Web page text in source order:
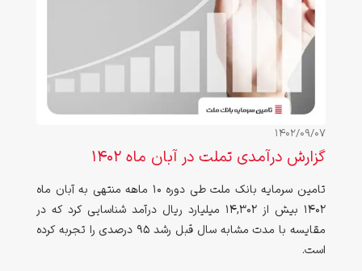
1402/09/07
گزارش درآمدی تملت در آبان ماه ۱۴۰۲
تامین سرمایه بانک ملت طی دوره ۱۰ ماهه منتهی به آبان ماه
۱۴۰۲ بیش از ۱۴,۳۰۲ میلیارد ریال درآمد شناسایی کرد که در
مقایسه با مدت مشابه سال قبل رشد ۹۵ درصدی را تجربه کرده
است.